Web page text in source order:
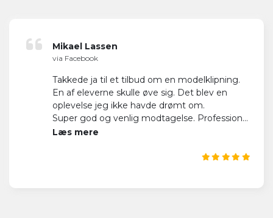
Mikael Lassen
via Facebook
Takkede ja til et tilbud om en modelklipning.
En af eleverne skulle øve sig. Det blev en
oplevelse jeg ikke havde drømt om.
Super god og venlig modtagelse. Professionel
tilgang til opgaven og klippeprocessen.
Læs mere